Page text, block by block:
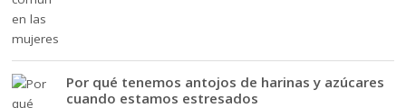
Por qué tenemos antojos de harinas y azúcares
cuando estamos estresados